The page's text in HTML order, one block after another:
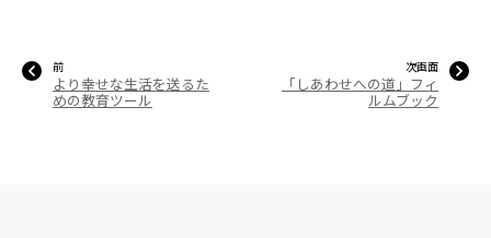
前
より幸せな生活を送るた
めの教育ツール
次画面
「しあわせへの道」フィ
ルムブック